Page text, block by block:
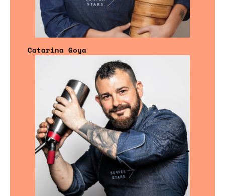
Catarina Goya